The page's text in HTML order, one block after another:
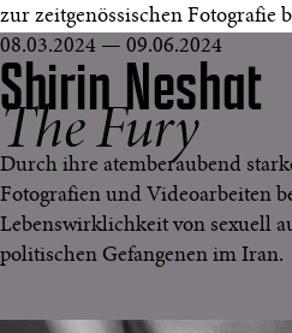
zur zeitgenössischen Fotografie
08.03.2024 — 09.06.2024
Shirin Neshat
The Fury
Durch ihre atemberaubend
Fotografien und Videoarbeiten
Lebenswirklichkeit von sexuell
politischen Gefangenen im Iran.